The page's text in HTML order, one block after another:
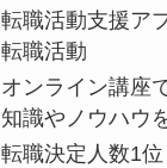
転職活動支援ア
転職活動
オンライン講座
知識やノウハウ
転職決定人数1位